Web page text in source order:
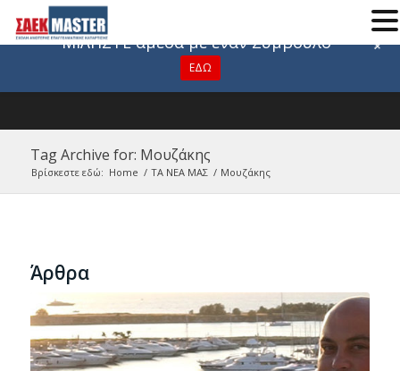
Tag Archive for: Μουζάκης
Βρίσκεστε εδώ: Home / ΤΑ ΝΕΑ ΜΑΣ / Μουζάκης
Άρθρα
Για οποιαδήποτε πληροφορία
ΜΙΛΗΣΤΕ άμεσα με έναν Σύμβουλο
ΕΔΩ
+